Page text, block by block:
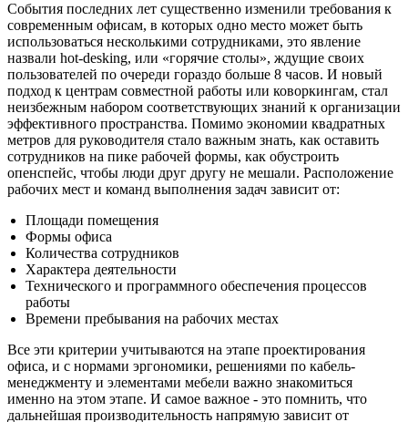
События последних лет существенно изменили требования к
современным офисам, в которых одно место может быть
использоваться несколькими сотрудниками, это явление
назвали hot-desking, или «горячие столы», ждущие своих
пользователей по очереди гораздо больше 8 часов. И новый
подход к центрам совместной работы или коворкингам, стал
неизбежным набором соответствующих знаний к организации
эффективного пространства. Помимо экономии квадратных
метров для руководителя стало важным знать, как оставить
сотрудников на пике рабочей формы, как обустроить
опенспейс, чтобы люди друг другу не мешали. Расположение
рабочих мест и команд выполнения задач зависит от:
Площади помещения
Формы офиса
Количества сотрудников
Характера деятельности
Технического и программного обеспечения процессов
работы
Времени пребывания на рабочих местах
Все эти критерии учитываются на этапе проектирования
офиса, и с нормами эргономики, решениями по кабель-
менеджменту и элементами мебели важно знакомиться
именно на этом этапе. И самое важное - это помнить, что
дальнейшая производительность напрямую зависит от